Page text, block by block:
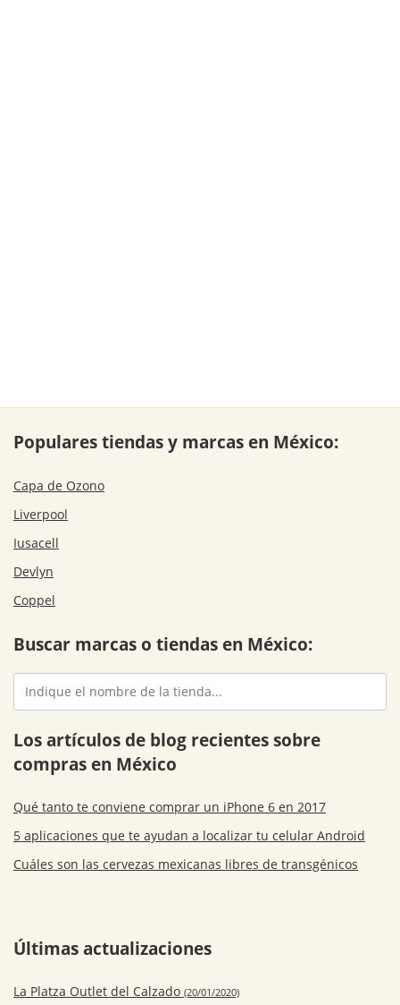
Populares tiendas y marcas en México:
Capa de Ozono
Liverpool
Iusacell
Devlyn
Coppel
Buscar marcas o tiendas en México:
Los artículos de blog recientes sobre
compras en México
Qué tanto te conviene comprar un iPhone 6 en 2017
5 aplicaciones que te ayudan a localizar tu celular Android
Cuáles son las cervezas mexicanas libres de transgénicos
Últimas actualizaciones
La Platza Outlet del Calzado (20/01/2020)